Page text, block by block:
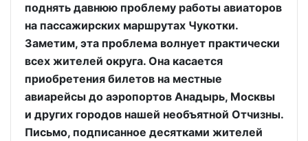
поднять давнюю проблему работы авиаторов
на пассажирских маршрутах Чукотки.
Заметим, эта проблема волнует практически
всех жителей округа. Она касается
приобретения билетов на местные
авиарейсы до аэропортов Анадырь, Москвы
и других городов нашей необъятной Отчизны.
Письмо, подписанное десятками жителей